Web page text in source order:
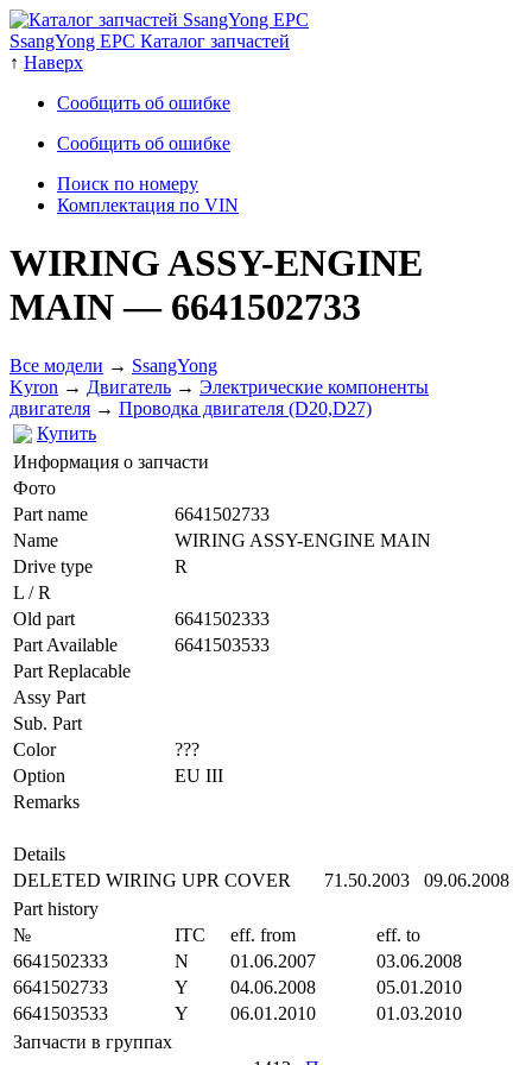
SsangYong EPC Каталог запчастей
↑ Наверх
Сообщить об ошибке
Сообщить об ошибке
Поиск по номеру
Комплектация по VIN
WIRING ASSY-ENGINE
MAIN— 6641502733
Все модели → SsangYong
Kyron → Двигатель → Электрические компоненты
двигателя → Проводка двигателя (D20,D27)
Купить
Информация о запчасти
Фото
Part name
6641502733
Name
WIRING ASSY-ENGINE MAIN
Drive type
R
L / R
Old part
6641502333
Part Available
6641503533
Part Replacable
Assy Part
Sub. Part
Color
???
Option
EU III
Remarks
Details
DELETED WIRING UPR COVER
71.50.2003
09.06.2008
Part history
№
ITC eff. from
eff. to
6641502333
N 01.06.2007
03.06.2008
6641502733
Y 04.06.2008
05.01.2010
6641503533
Y 06.01.2010
01.03.2010
Запчасти в группах